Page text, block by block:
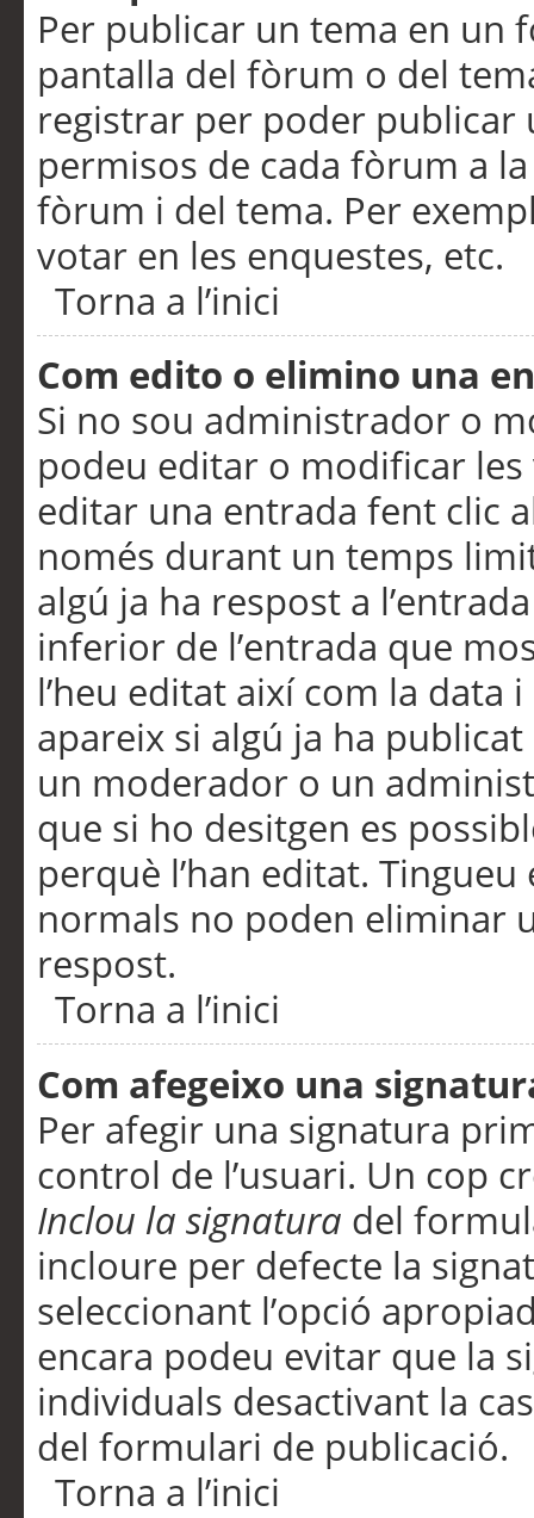
Per publicar un tema en un
pantalla del fòrum o del
registrar per poder publicar
permisos de cada fòrum a
fòrum i del tema. Per
votar en les enquestes, etc.
Torna a l’inici
Com edito o elimino una
Si no sou administrador o
podeu editar o modificar
editar una entrada fent clic
només durant un temps
algú ja ha respost a
inferior de l’entrada que
l’heu editat així com la data
apareix si algú ja ha
un moderador o un
que si ho desitgen es
perquè l’han editat.
normals no poden eliminar
respost.
Torna a l’inici
Com afegeixo una
Per afegir una signatura
control de l’usuari. Un cop
Inclou la signatura del
incloure per defecte la
seleccionant l’opció
encara podeu evitar que la
individuals desactivant la
del formulari de publicació.
Torna a l’inici